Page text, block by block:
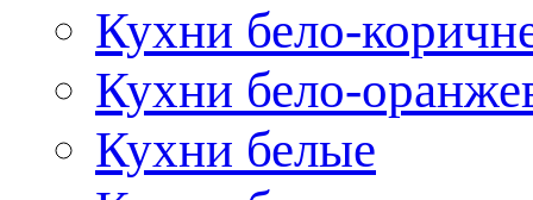
Кухни бело-
Кухни бело-
Кухни белые